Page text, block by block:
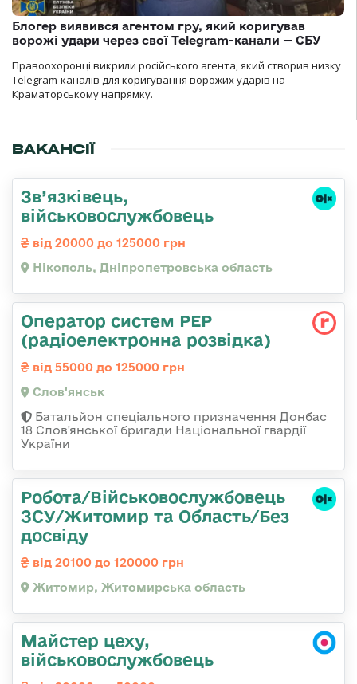
Блогер виявився агентом гру, який коригував
ворожі удари через свої Telegram-канали — СБУ
Правоохоронці викрили російського агента, який створив низку
Telegram-каналів для коригування ворожих ударів на
Краматорському напрямку.
ВАКАНСІЇ
Зв’язківець,
військовослужбовець
від 20000 до 125000 грн
Нікополь, Дніпропетровська область
Оператор систем РЕР
(радіоелектронна розвідка)
від 55000 до 125000 грн
Слов'янськ
Батальйон спеціального призначення Донбас
18 Слов'янської бригади Національної гвардії
України
Робота/Військовослужбовець
ЗСУ/Житомир та Область/Без
досвіду
від 20100 до 120000 грн
Житомир, Житомирська область
Майстер цеху,
військовослужбовець